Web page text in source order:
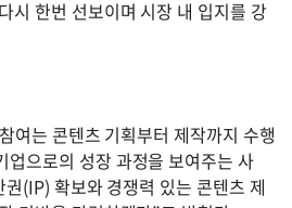
시 한번 선보이며 시장 내 입지를 강
여는 콘텐츠 기획부터 제작까지 수행
업으로의 성장 과정을 보여주는 사
(IP) 확보와 경쟁력 있는 콘텐츠 제